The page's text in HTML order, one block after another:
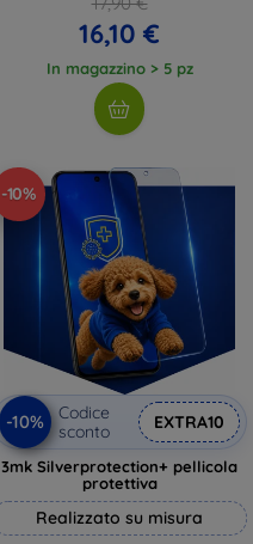
16,10 €
In magazzino > 5 pz
-10%
-10%
Codice
sconto
EXTRA10
3mk Silverprotection+ pellicola
protettiva
Realizzato su misura